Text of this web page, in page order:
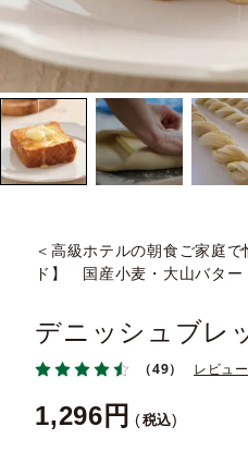
＜高級ホテルの朝食ご家庭
ド】 国産小麦・大山バター
デニッシュブレ
（49） レビュ
1,296 税込